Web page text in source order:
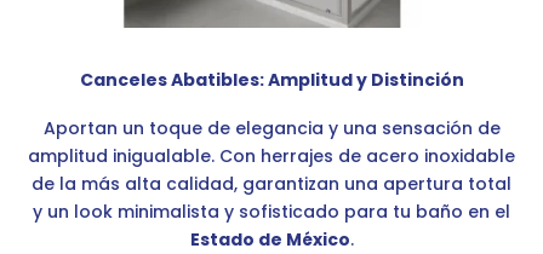
Canceles Abatibles: Amplitud y Distinción
Aportan un toque de elegancia y una sensación de
amplitud inigualable. Con herrajes de acero inoxidable
de la más alta calidad, garantizan una apertura total
y un look minimalista y sofisticado para tu baño en el
Estado de México.